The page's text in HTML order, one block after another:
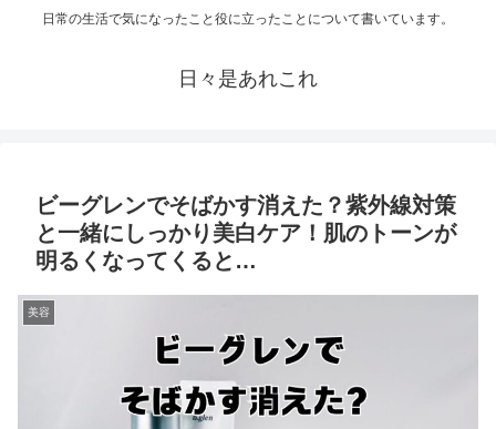
日常の生活で気になったこと役に立ったことについて書いています。
日々是あれこれ
ビーグレンでそばかす消えた？紫外線対策
と一緒にしっかり美白ケア！肌のトーンが
明るくなってくると…
美容